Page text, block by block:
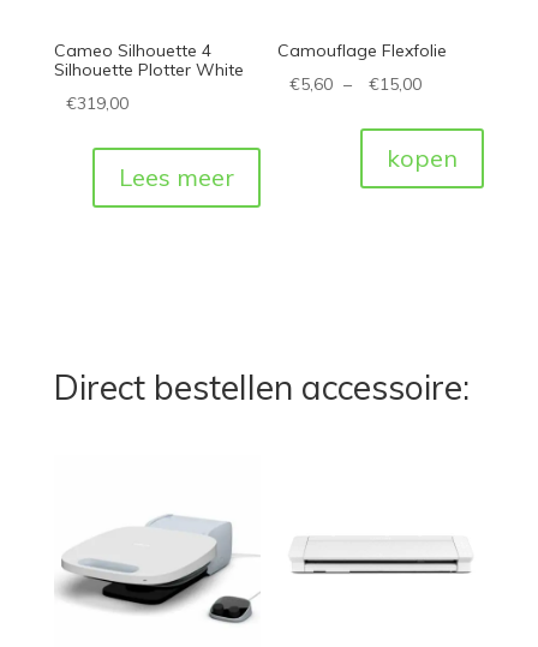
Cameo Silhouette 4
Silhouette Plotter White
€319,00
Lees meer
Camouflage Flexfolie
€5,60 – €15,00
kopen
Direct bestellen accessoire: